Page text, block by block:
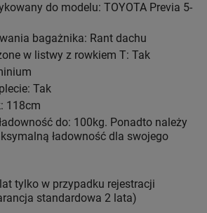
do modelu: TOYOTA Previa 5-
bagażnika: Rant dachu
w listwy z rowkiem T: Tak
Tak
118cm
do: 100kg. Ponadto należy
ładowność dla swojego
tylko w przypadku rejestracji
standardowa 2 lata)